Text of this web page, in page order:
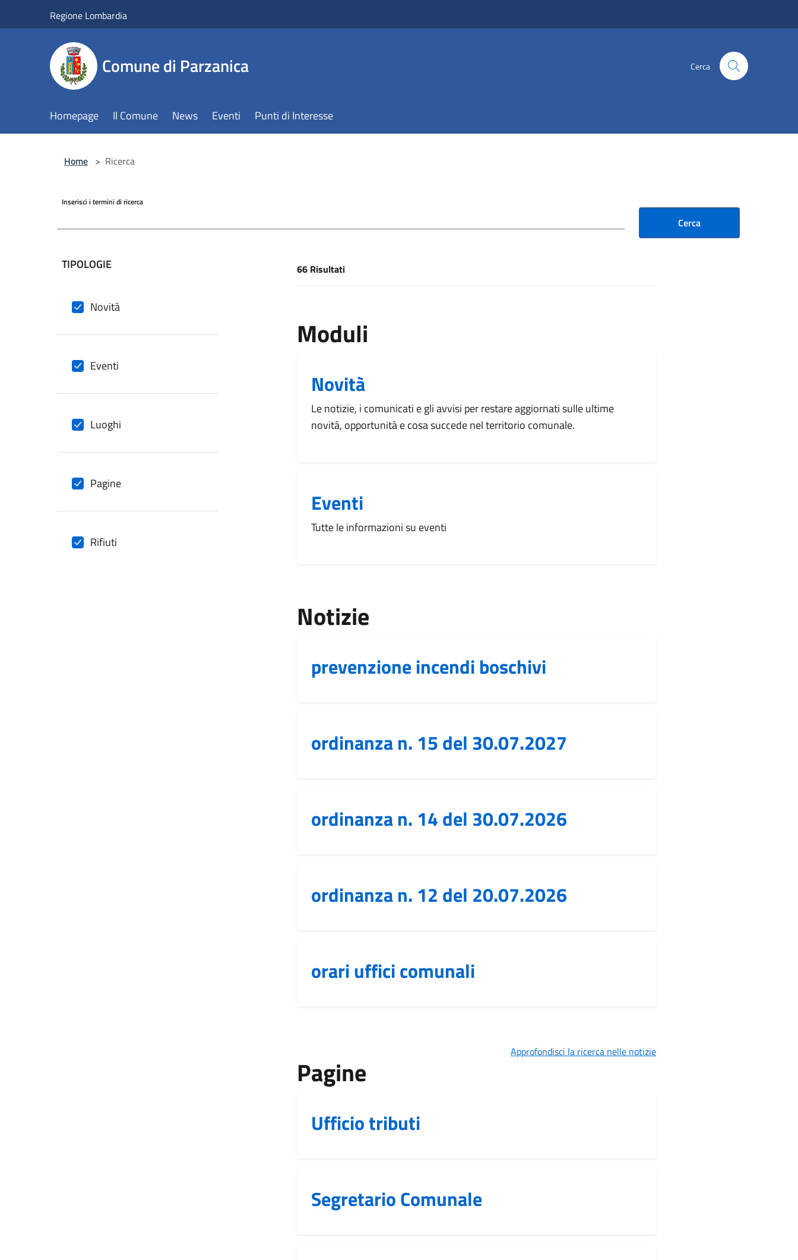
Regione Lombardia
Comune di Parzanica Cerca
Homepage Il Comune News Eventi Punti di Interesse
Home > Ricerca
Inserisci i termini di ricerca
Cerca
filtri da applicare
TIPOLOGIE
Novità
Eventi
Luoghi
Pagine
Rifiuti
[results] Risultati
66 Risultati
Moduli
Novità
Le notizie, i comunicati e gli avvisi per restare aggiornati sulle ultime
novità, opportunità e cosa succede nel territorio comunale.
Eventi
Tutte le informazioni su eventi
Notizie
prevenzione incendi boschivi
ordinanza n. 15 del 30.07.2027
ordinanza n. 14 del 30.07.2026
ordinanza n. 12 del 20.07.2026
orari uffici comunali
Approfondisci la ricerca nelle notizie
Pagine
Ufficio tributi
Segretario Comunale